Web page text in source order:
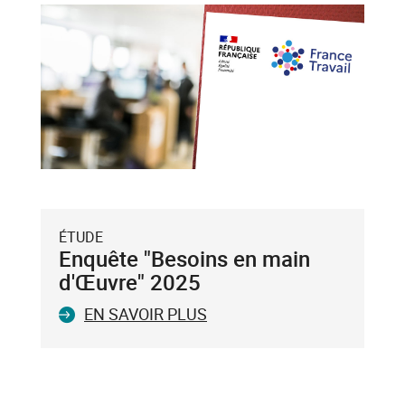
et
flèche
puis
validez-
le
avec
la
du
clavier.
Vous
ne
pouvez
ÉTUDE
Enquête "Besoins en main
d'Œuvre" 2025
EN SAVOIR PLUS